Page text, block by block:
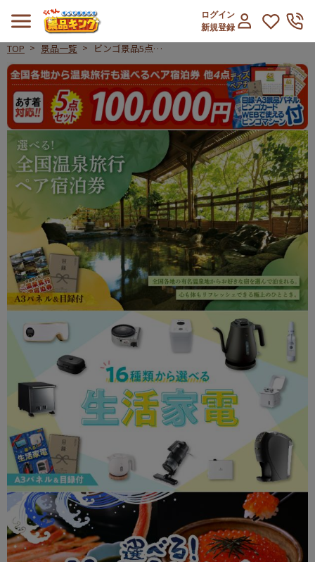
ログイン
新規登録
TOP 景品一覧
ビンゴ景品5点セ
ット【全国各地か
ら温泉旅行も選べ
るペア宿泊券/選
べる生活家電
他】A3パネル・
目録付き<送料無
ビンゴ景品5点セット【全国各地